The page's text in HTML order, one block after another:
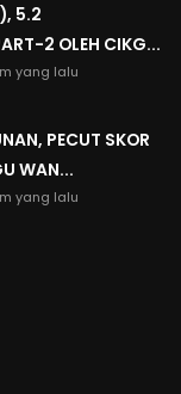
5.2
2 OLEH CIKG...
yang lalu
PECUT SKOR
WAN...
yang lalu